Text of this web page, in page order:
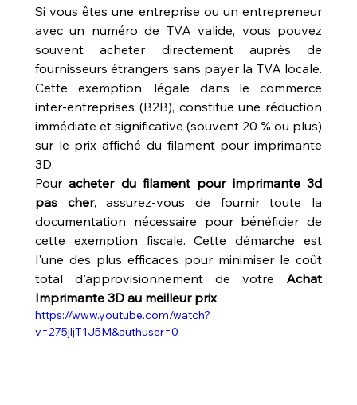
Si vous êtes une entreprise ou un entrepreneur
avec un numéro de TVA valide, vous pouvez
souvent acheter directement auprès de
fournisseurs étrangers sans payer la TVA locale.
Cette exemption, légale dans le commerce
inter-entreprises (B2B), constitue une réduction
immédiate et significative (souvent 20 % ou plus)
sur le prix affiché du filament pour imprimante
3D.
Pour acheter du filament pour imprimante 3d
pas cher, assurez-vous de fournir toute la
documentation nécessaire pour bénéficier de
cette exemption fiscale. Cette démarche est
l'une des plus efficaces pour minimiser le coût
total d'approvisionnement de votre Achat
Imprimante 3D au meilleur prix.
https://www.youtube.com/watch?
v=275jljT1J5M&authuser=0